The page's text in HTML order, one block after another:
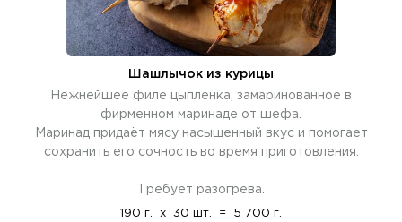
Шашлычок из курицы
Нежнейшее филе цыпленка, замаринованное в
фирменном маринаде от шефа.
Маринад придаёт мясу насыщенный вкус и помогает
сохранить его сочность во время приготовления.
Требует разогрева.
190 г. x 30 шт. = 5 700 г.